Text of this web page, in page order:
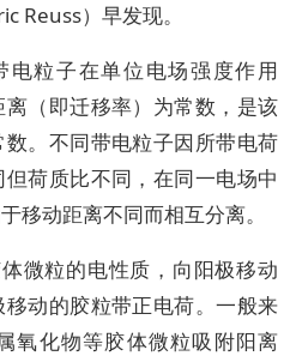
Reuss）早发现。
电粒子在单位电场强度作用
（即迁移率）为常数，是该
。不同带电粒子因所带电荷
荷质比不同，在同一电场中
移动距离不同而相互分离。
微粒的电性质，向阳极移动
动的胶粒带正电荷。一般来
氧化物等胶体微粒吸附阳离